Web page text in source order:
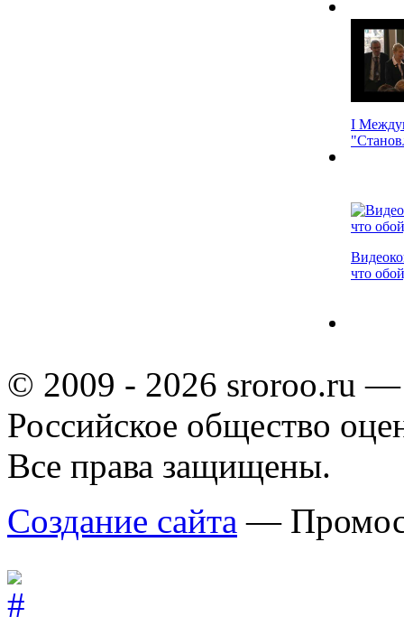
I
что
© 2009 - 2026 sroroo.ru —
Российское общество
Все права защищены.
Создание сайта —